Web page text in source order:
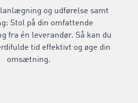
og udførelse samt
Stol på din omfattende
fra én leverandør. Så kan du
tid effektivt og øge din
omsætning.